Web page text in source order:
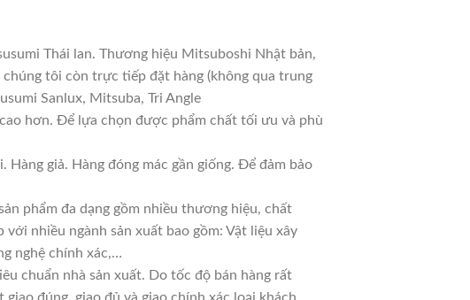
Thái lan. Thương hiệu Mitsuboshi Nhật bản,
chúng tôi còn trực tiếp đặt hàng (không qua trung
Sanlux, Mitsuba, Tri Angle
hơn. Để lựa chọn được phẩm chất tối ưu và phù
giả. Hàng đóng mác gần giống. Để đảm bảo
phẩm đa dạng gồm nhiều thương hiệu, chất
nhiều ngành sản xuất bao gồm: Vật liệu xây
nghệ chính xác,…
chuẩn nhà sản xuất. Do tốc độ bán hàng rất
đúng, giao đủ và giao chính xác loại khách